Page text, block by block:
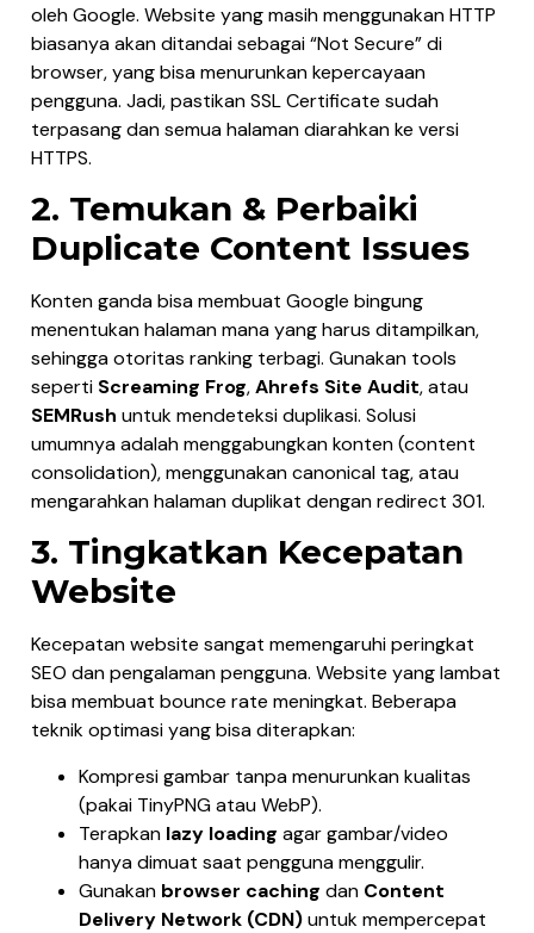
oleh Google. Website yang masih menggunakan HTTP
biasanya akan ditandai sebagai “Not Secure” di
browser, yang bisa menurunkan kepercayaan
pengguna. Jadi, pastikan SSL Certificate sudah
terpasang dan semua halaman diarahkan ke versi
HTTPS.
2. Temukan & Perbaiki
Duplicate Content Issues
Konten ganda bisa membuat Google bingung
menentukan halaman mana yang harus ditampilkan,
sehingga otoritas ranking terbagi. Gunakan tools
seperti Screaming Frog,Ahrefs Site Audit, atau
SEMRush untuk mendeteksi duplikasi. Solusi
umumnya adalah menggabungkan konten (content
consolidation), menggunakan canonical tag, atau
mengarahkan halaman duplikat dengan redirect 301.
3. Tingkatkan Kecepatan
Website
Kecepatan website sangat memengaruhi peringkat
SEO dan pengalaman pengguna. Website yang lambat
bisa membuat bounce rate meningkat. Beberapa
teknik optimasi yang bisa diterapkan:
Kompresi gambar tanpa menurunkan kualitas
(pakai TinyPNG atau WebP).
Terapkan lazy loading agar gambar/video
hanya dimuat saat pengguna menggulir.
Gunakan browser caching dan Content
Delivery Network (CDN)untuk mempercepat